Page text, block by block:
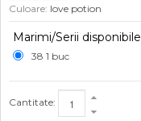
Culoare: love potion
Marimi/Serii disponibile
38 1 buc
Cantitate: